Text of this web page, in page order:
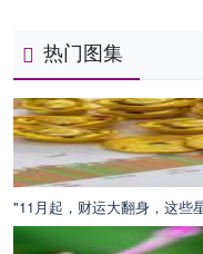
热门图集
"11月起，财运大翻身，这些